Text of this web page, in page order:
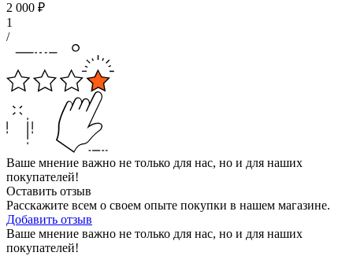
2 000 ₽
1
/
Ваше мнение важно не только для нас, но и для наших
покупателей!
Оставить отзыв
Расскажите всем о своем опыте покупки в нашем магазине.
Добавить отзыв
Ваше мнение важно не только для нас, но и для наших
покупателей!